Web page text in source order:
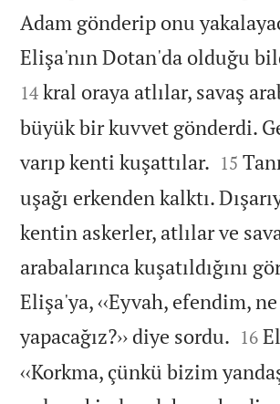
Adam gönderip onu
Elişa'nın Dotan'da olduğu
14 kral oraya atlılar, savaş
büyük bir kuvvet gönderdi.
varıp kenti kuşattılar. 

15
uşağı erkenden kalktı.
kentin askerler, atlılar ve
arabalarınca kuşatıldığını
Elişa'ya, ‹‹Eyvah, efendim, ne
yapacağız?›› diye sordu. 

16
‹‹Korkma, çünkü bizim